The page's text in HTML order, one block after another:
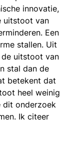
innovatie,
uitstoot van
Een
stallen. Uit
uitstoot van
stal dan de
betekent dat
heel weinig
dit onderzoek
Ik citeer